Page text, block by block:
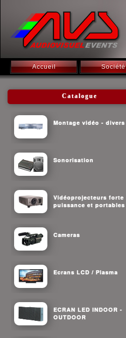
Accueil Société
Catalogue
Montage vidéo - divers
Sonorisation
Vidéoprojecteurs forte
puissance et portables
Cameras
Ecrans LCD / Plasma
ECRAN LED INDOOR -
OUTDOOR